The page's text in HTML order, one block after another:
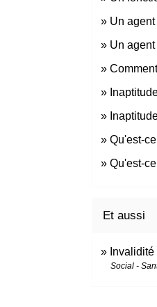
Un
Un
Qu'est-
Qu'est-
Et aussi
Invalidité
Social -